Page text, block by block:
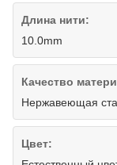
Длина нити:
10.0mm
Качество
Нержавеющая
Цвет: